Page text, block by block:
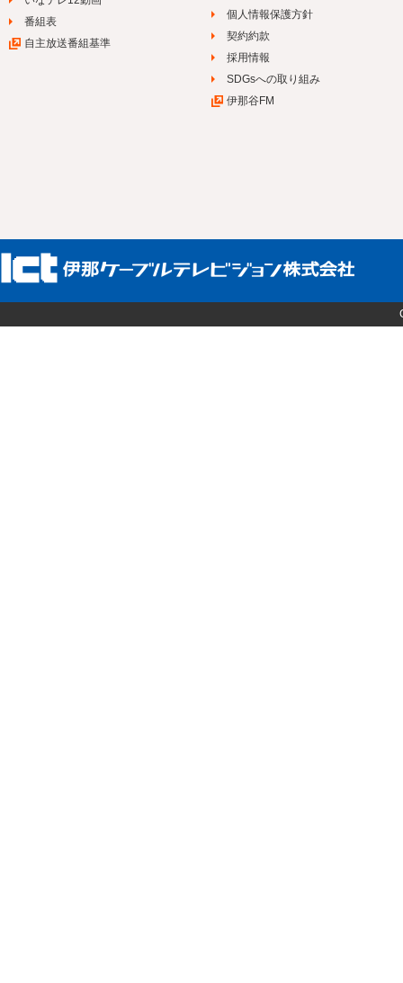
番組表
自主放送番組基準
個人情報保護方針
契約約款
採用情報
SDGsへの取り組み
伊那谷FM